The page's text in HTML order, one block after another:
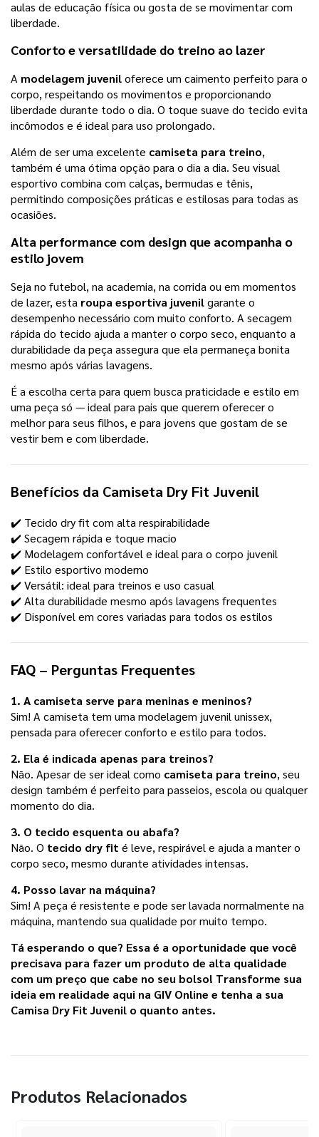
aulas de educação física ou gosta de se movimentar com
liberdade.
Conforto e versatilidade do treino ao lazer
A modelagem juveniloferece um caimento perfeito para o
corpo, respeitando os movimentos e proporcionando
liberdade durante todo o dia. O toque suave do tecido evita
incômodos e é ideal para uso prolongado.
Além de ser uma excelente camiseta para treino,
também é uma ótima opção para o dia a dia. Seu visual
esportivo combina com calças, bermudas e tênis,
permitindo composições práticas e estilosas para todas as
ocasiões.
Alta performance com design que acompanha o
estilo jovem
Seja no futebol, na academia, na corrida ou em momentos
de lazer, esta roupa esportiva juvenilgarante o
desempenho necessário com muito conforto. A secagem
rápida do tecido ajuda a manter o corpo seco, enquanto a
durabilidade da peça assegura que ela permaneça bonita
mesmo após várias lavagens.
É a escolha certa para quem busca praticidade e estilo em
uma peça só — ideal para pais que querem oferecer o
melhor para seus filhos, e para jovens que gostam de se
vestir bem e com liberdade.
Benefícios da Camiseta Dry Fit Juvenil
✔️ Tecido dry fit com alta respirabilidade
✔️ Secagem rápida e toque macio
✔️ Modelagem confortável e ideal para o corpo juvenil
✔️ Estilo esportivo moderno
✔️ Versátil: ideal para treinos e uso casual
✔️ Alta durabilidade mesmo após lavagens frequentes
✔️ Disponível em cores variadas para todos os estilos
FAQ – Perguntas Frequentes
1. A camiseta serve para meninas e meninos?
Sim! A camiseta tem uma modelagem juvenil unissex,
pensada para oferecer conforto e estilo para todos.
2. Ela é indicada apenas para treinos?
Não. Apesar de ser ideal como camiseta para treino, seu
design também é perfeito para passeios, escola ou qualquer
momento do dia.
3. O tecido esquenta ou abafa?
Não. O tecido dry fit é leve, respirável e ajuda a manter o
corpo seco, mesmo durante atividades intensas.
4. Posso lavar na máquina?
Sim! A peça é resistente e pode ser lavada normalmente na
máquina, mantendo sua qualidade por muito tempo.
Tá esperando o que? Essa é a oportunidade que você
precisava para fazer um produto de alta qualidade
com um preço que cabe no seu bolso! Transforme sua
ideia em realidade aqui na GIV Online e tenha a sua
Camisa Dry Fit Juvenil o quanto antes.
Produtos Relacionados